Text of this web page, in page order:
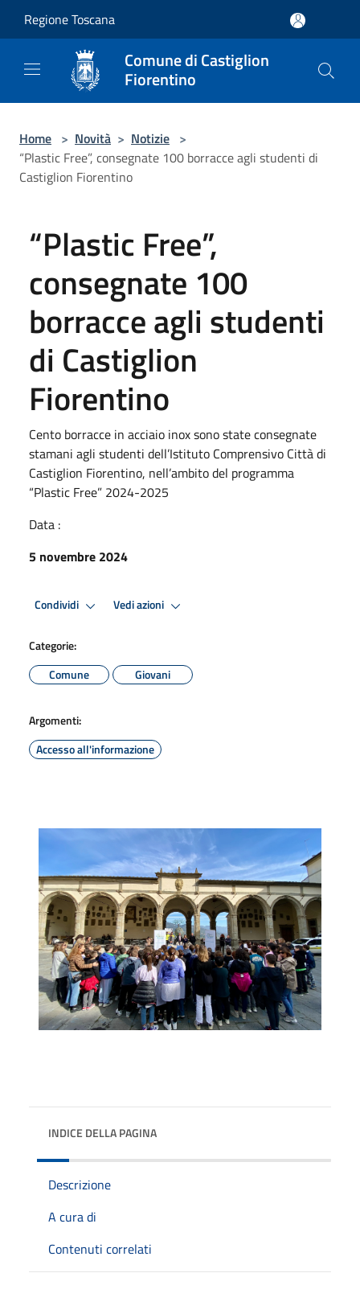
Regione Toscana
Comune di Castiglion
Fiorentino
Home > Novità > Notizie >
“Plastic Free”, consegnate 100 borracce agli studenti di
Castiglion Fiorentino
“Plastic Free”,
consegnate 100
borracce agli studenti
di Castiglion
Fiorentino
Cento borracce in acciaio inox sono state consegnate
stamani agli studenti dell’Istituto Comprensivo Città di
Castiglion Fiorentino, nell’ambito del programma
“Plastic Free” 2024-2025
Data :
5 novembre 2024
Condividi Vedi azioni
Categorie:
Comune
Giovani
Argomenti:
Accesso all'informazione
INDICE DELLA PAGINA
Descrizione
A cura di
Contenuti correlati